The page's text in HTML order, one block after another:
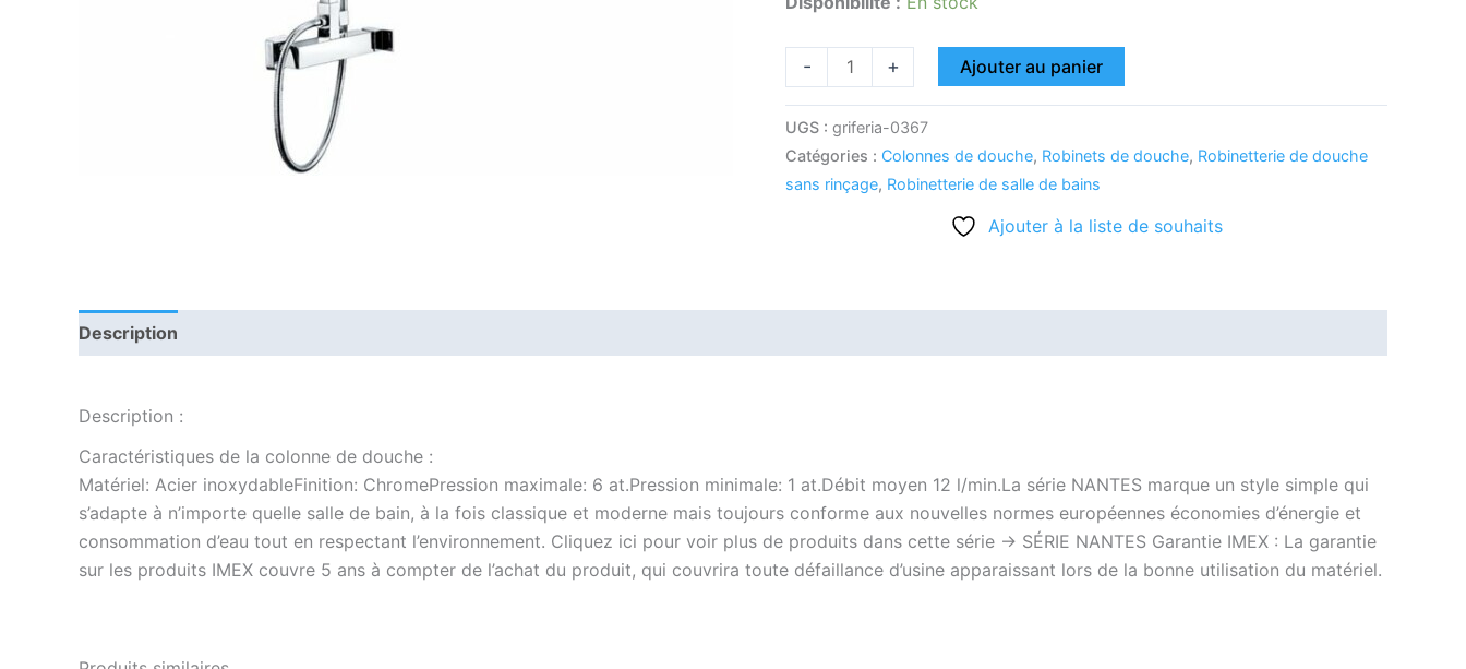
- + Ajouter au panier
UGS : griferia-0367
Catégories : Colonnes de douche, Robinets de douche, Robinetterie de douche
sans rinçage, Robinetterie de salle de bains
Ajouter à la liste de souhaits
Description
Description :
Caractéristiques de la colonne de douche :
Matériel: Acier inoxydableFinition: ChromePression maximale: 6 at.Pression minimale: 1 at.Débit moyen 12 l/min.La série NANTES marque un style simple qui
s’adapte à n’importe quelle salle de bain, à la fois classique et moderne mais toujours conforme aux nouvelles normes européennes économies d’énergie et
consommation d’eau tout en respectant l’environnement. Cliquez ici pour voir plus de produits dans cette série -> SÉRIE NANTES Garantie IMEX : La garantie
sur les produits IMEX couvre 5 ans à compter de l’achat du produit, qui couvrira toute défaillance d’usine apparaissant lors de la bonne utilisation du matériel.